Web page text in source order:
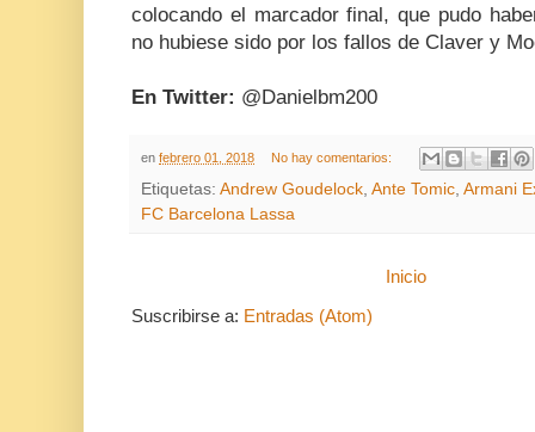
colocando el marcador final, que pudo
no hubiese sido por los fallos de Claver y
En Twitter: @Danielbm200
en febrero 01, 2018 No hay comentarios:
Etiquetas: Andrew Goudelock, Ante Tomic, Armani
FC Barcelona Lassa
Inicio
Suscribirse a: Entradas (Atom)